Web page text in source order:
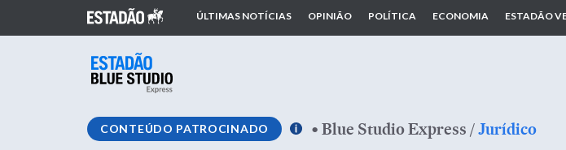
ÚLTIMAS NOTÍCIAS OPINIÃO POLÍTICA ECONOMIA ESTADÃO
CONTEÚDO PATROCINADO •Blue Studio Express/Jurídico